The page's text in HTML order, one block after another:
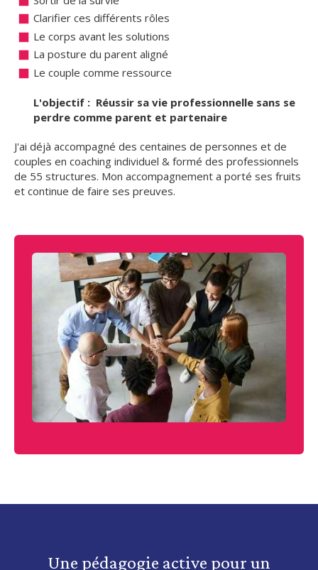
Clarifier ces différents rôles
Le corps avant les solutions
La posture du parent aligné
Le couple comme ressource
L'objectif : Réussir sa vie professionnelle sans se
perdre comme parent et partenaire
J'ai déjà accompagné des centaines de personnes et de
couples en coaching individuel & formé des professionnels
de 55 structures. Mon accompagnement a porté ses fruits
et continue de faire ses preuves.
Une pédagogie active pour un